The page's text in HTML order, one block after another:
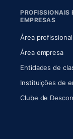
PROFISSIONAIS
EMPRESAS
Área profissional
Área empresa
Entidades de
Instituições de
Clube de